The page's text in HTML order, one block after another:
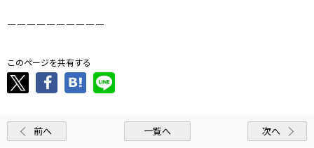
ーーーーーーーーーー
このページを共有する
前へ 一覧へ 次へ